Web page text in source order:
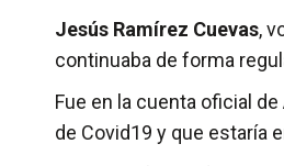
Jesús Ramírez Cuevas,
continuaba de forma
Fue en la cuenta oficial
de Covid­19 y que estaría